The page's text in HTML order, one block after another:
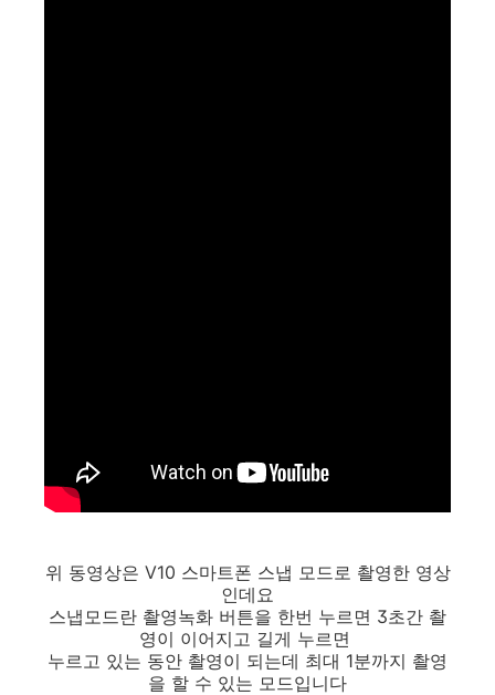
위 동영상은 V10 스마트폰 스냅 모드로 촬영한 영상
인데요
스냅모드란 촬영녹화 버튼을 한번 누르면 3초간 촬
영이 이어지고 길게 누르면
누르고 있는 동안 촬영이 되는데 최대 1분까지 촬영
을 할 수 있는 모드입니다